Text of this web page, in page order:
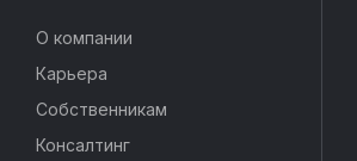
О компании
Карьера
Собственникам
Консалтинг